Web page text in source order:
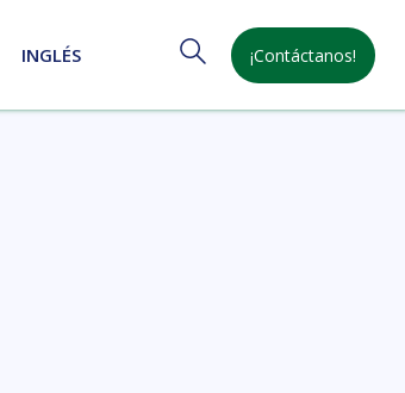
INGLÉS ¡Contáctanos!